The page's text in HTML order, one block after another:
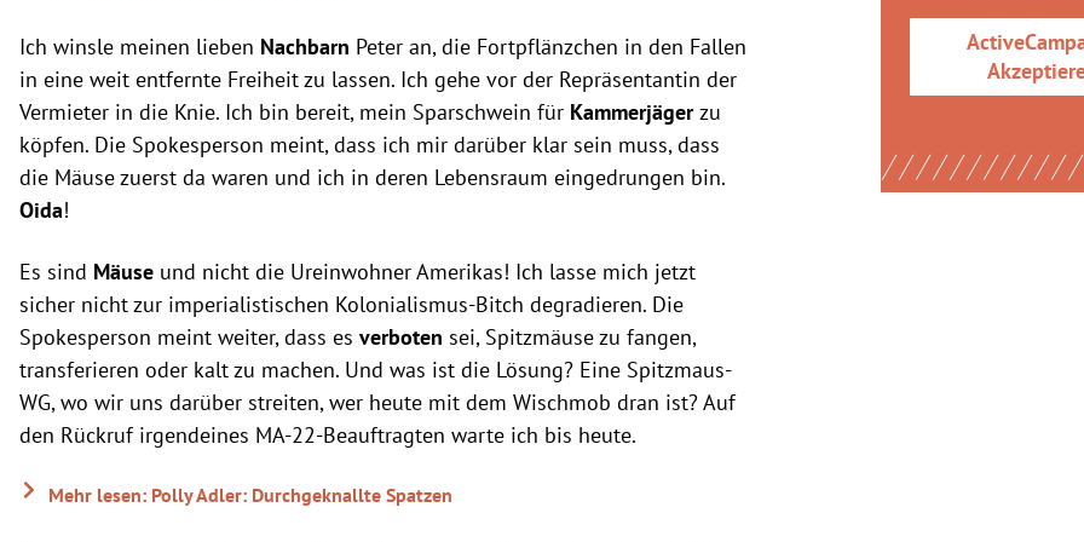
Ich winsle meinen lieben Nachbarn Peter an, die Fortpflänzchen in den Fallen
in eine weit entfernte Freiheit zu lassen. Ich gehe vor der Repräsentantin der
Vermieter in die Knie. Ich bin bereit, mein Sparschwein für Kammerjägerzu
köpfen. Die Spokesperson meint, dass ich mir darüber klar sein muss, dass
die Mäuse zuerst da waren und ich in deren Lebensraum eingedrungen bin.
Oida!
Es sind Mäuse und nicht die Ureinwohner Amerikas! Ich lasse mich jetzt
sicher nicht zur imperialistischen Kolonialismus-Bitch degradieren. Die
Spokesperson meint weiter, dass es verboten sei, Spitzmäuse zu fangen,
transferieren oder kalt zu machen. Und was ist die Lösung? Eine Spitzmaus-
WG, wo wir uns darüber streiten, wer heute mit dem Wischmob dran ist? Auf
den Rückruf irgendeines MA-22-Beauftragten warte ich bis heute.
Mehr lesen: Polly Adler: Durchgeknallte Spatzen